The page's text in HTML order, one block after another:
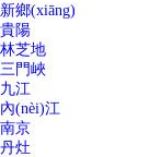
新鄉(xiāng)
貴陽
林芝地
三門峽
九江
內(nèi)江
南京
丹灶